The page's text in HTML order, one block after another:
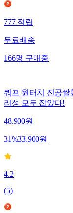
777적립
무료배송
166명구매중
쿼프 원터치 진공쌀
리성 모두 잡았다!
48,900원
31%33,900원
4.2
(5)